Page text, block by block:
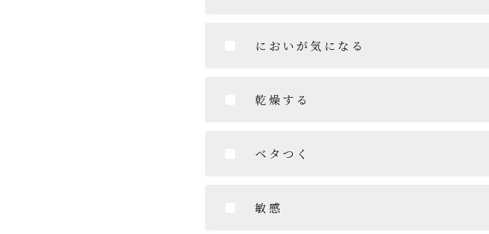
においが気になる
乾燥する
ベタつく
敏感